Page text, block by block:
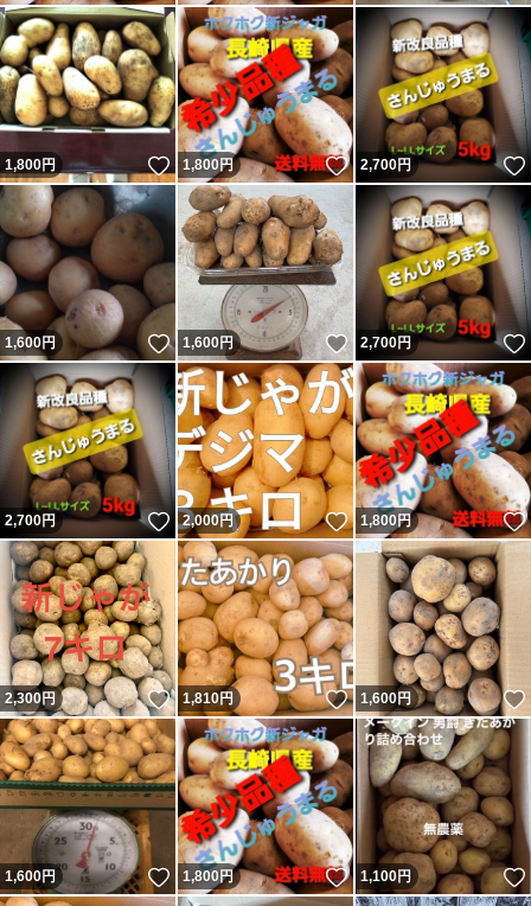
1,800円 いいね！
1,800 円 いいね！
2,700円
1,600円 いいね！
1,600円 いいね！
2,700円
2,700円 いいね！
2,000円 いいね！
1,800 円
2,300円 いいね！
1,810円 いいね！
1,600円
1,600円 いいね！
1,800 円 いいね！
1,100円